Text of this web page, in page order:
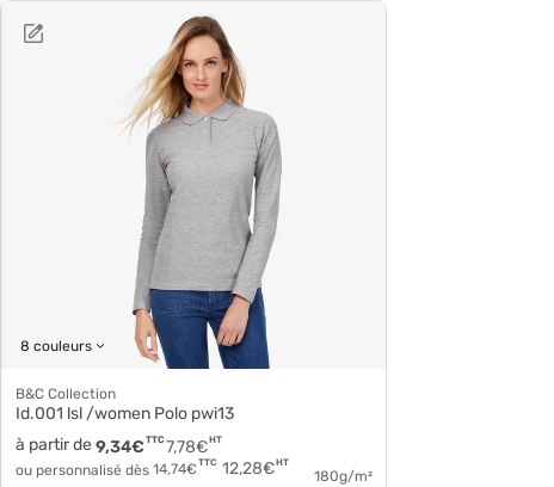
8 couleurs
B&C Collection
Id.001 lsl /women Polo pwi13
à partir de
7,78€HT
9,34€ TTC
ou personnalisé dès 14,74€ TTC 12,28€HT
180g/m²